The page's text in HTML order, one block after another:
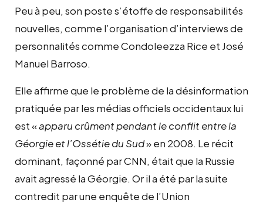
Peu à peu, son poste s’étoffe de responsabilités
nouvelles, comme l’organisation d’interviews de
personnalités comme Condoleezza Rice et José
Manuel Barroso.
Elle affirme que le problème de la désinformation
pratiquée par les médias officiels occidentaux lui
est «apparu crûment pendant le conflit entre la
Géorgie et l’Ossétie du Sud» en 2008. Le récit
dominant, façonné par CNN, était que la Russie
avait agressé la Géorgie. Or il a été par la suite
contredit par une enquête de l’Union